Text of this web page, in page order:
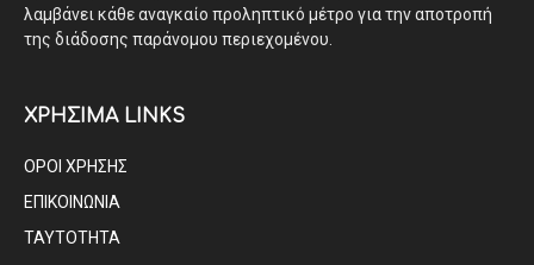
λαμβάνει κάθε αναγκαίο προληπτικό μέτρο για την αποτροπή
της διάδοσης παράνομου περιεχομένου.
ΧΡΗΣΙΜΑ LINKS
ΟΡΟΙ ΧΡΗΣΗΣ
ΕΠΙΚΟΙΝΩΝΙΑ
ΤΑΥΤΟΤΗΤΑ